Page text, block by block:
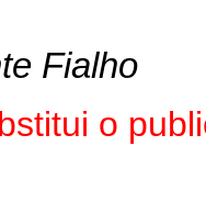
Fialho
o